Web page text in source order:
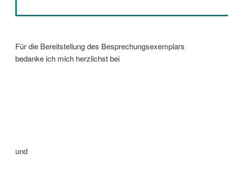
Für die Bereitstellung des Besprechungsexemplars
bedanke ich mich herzlichst bei
und